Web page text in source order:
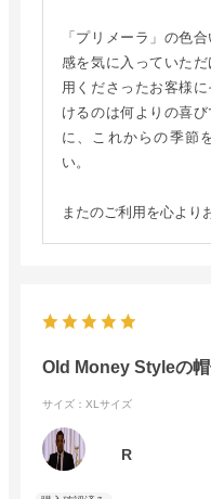
「プリメーラ」の色
感を気に入っていた
用くださったお客様
けるのは何よりの喜
に、これからの季節
い。
またのご利用を心より
Old Money Styleの帽
サイズ：XLサイズ
R